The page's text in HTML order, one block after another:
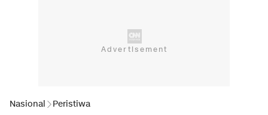
Nasional Peristiwa